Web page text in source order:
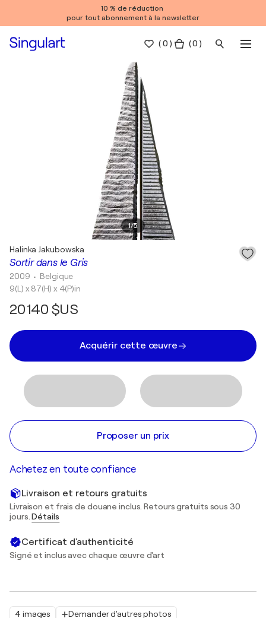
10 % de réduction
pour tout abonnement à la newsletter
(0 ) ( 0 )
1/5
4 images Demander d'autres photos
Sortir dans le Gris
Halinka Jakubowska
2009 • Belgique
9(L) x 87(H) x 4(P)in
20 140 $US
Acquérir cette œuvre
Proposer un prix
Achetez en toute confiance
Livraison et retours gratuits
Livraison et frais de douane inclus. Retours gratuits sous 30
jours.Détails
Certificat d'authenticité
Signé et inclus avec chaque œuvre d'art